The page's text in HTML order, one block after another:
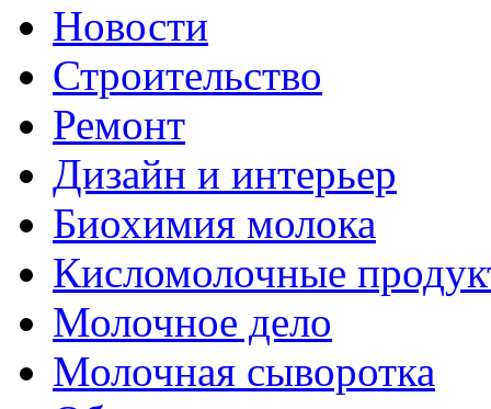
Новости
Строительство
Ремонт
Дизайн и интерьер
Биохимия молока
Кисломолочные
Молочное дело
Молочная сыворотка